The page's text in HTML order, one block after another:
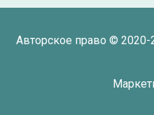
Авторское право © 2020-